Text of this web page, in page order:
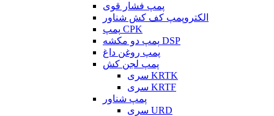
پمپ فشار قوی
الکتروپمپ کف کش شناور
پمپ CPK
پمپ دو مکشه DSP
پمپ روغن داغ
پمپ لجن کش
سری KRTK
سری KRTF
پمپ شناور
سری URD